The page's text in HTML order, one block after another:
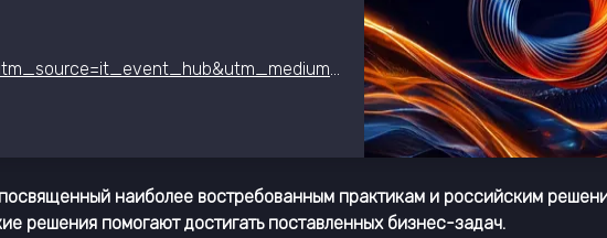
https://dis-group-events.timepad.ru/event/3231087/?utm_source=it_event_hub&utm_medium=calendar&utm_campaign=summit
наиболее востребованным практикам и российским
решения помогают достигать поставленных бизнес-задач.